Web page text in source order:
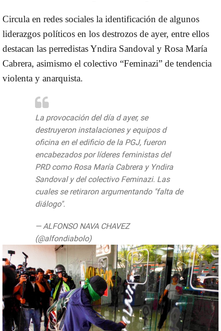
Circula en redes sociales la identificación de algunos
liderazgos políticos en los destrozos de ayer, entre ellos
destacan las perredistas Yndira Sandoval y Rosa María
Cabrera, asimismo el colectivo “Feminazi” de tendencia
violenta y anarquista.
La provocación del día d ayer, se
destruyeron instalaciones y equipos d
oficina en el edificio de la PGJ, fueron
encabezados por líderes feministas del
PRD como Rosa María Cabrera y Yndira
Sandoval y del colectivo Feminazi. Las
cuales se retiraron argumentando "falta de
diálogo".
— ALFONSO NAVA CHAVEZ
(@alfondiabolo)